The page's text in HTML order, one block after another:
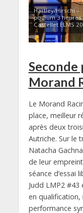
Hartley/Hirschi –
podium 3 heures
Castellet ELMS
Seconde
Morand
Le Morand
place, meilleur
après deux
Autriche. Sur le
Natacha
de leur
séance d’essai
Judd LMP2
en qualification,
performance